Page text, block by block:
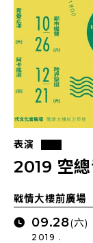
表演
2019 空
戰情大樓前廣場
09.28(六)
2019 .